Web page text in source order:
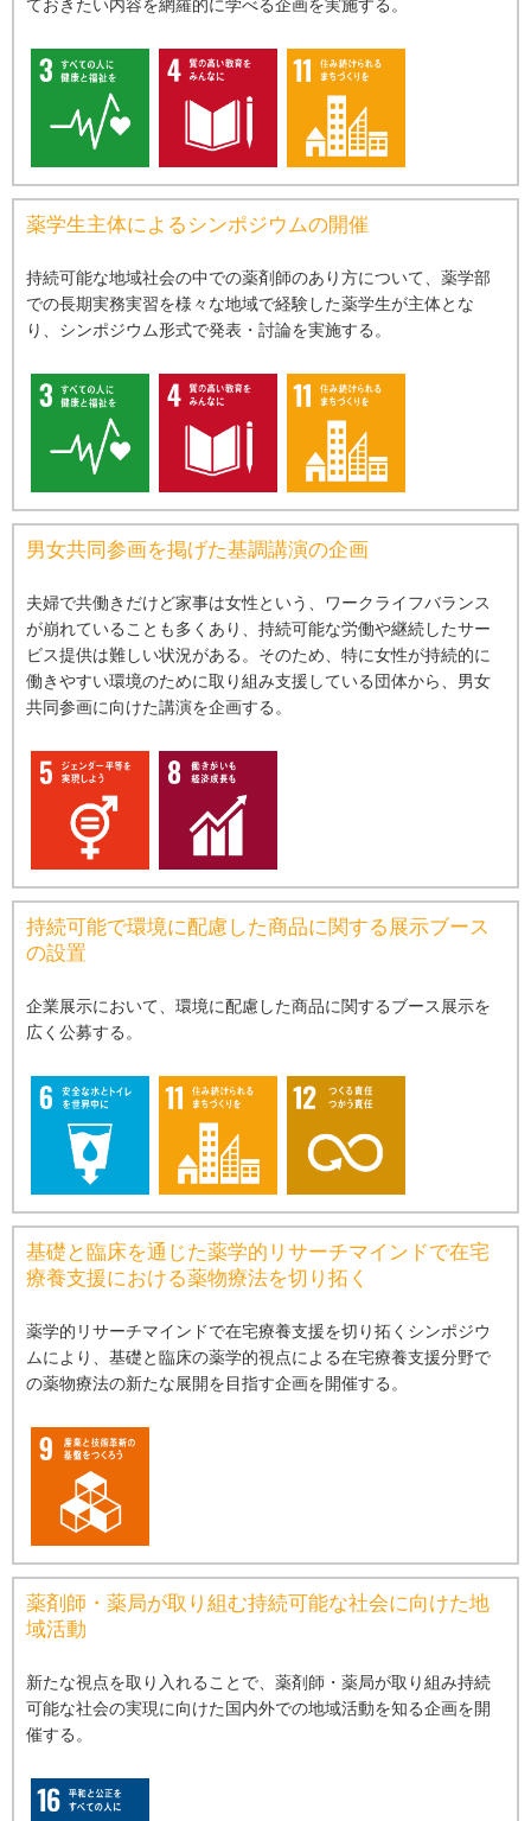
ておきたい内容を網羅的に学べる企画を実施する。
薬学⽣主体によるシンポジウムの開催
持続可能な地域社会の中での薬剤師のあり⽅について、薬学部
での⻑期実務実習を様々な地域で経験した薬学⽣が主体とな
り、シンポジウム形式で発表・討論を実施する。
男⼥共同参画を掲げた基調講演の企画
夫婦で共働きだけど家事は⼥性という、ワークライフバランス
が崩れていることも多くあり、持続可能な労働や継続したサー
ビス提供は難しい状況がある。そのため、特に⼥性が持続的に
働きやすい環境のために取り組み⽀援している団体から、男⼥
共同参画に向けた講演を企画する。
持続可能で環境に配慮した商品に関する展⽰ブース
の設置
企業展⽰において、環境に配慮した商品に関するブース展⽰を
広く公募する。
基礎と臨床を通じた薬学的リサーチマインドで在宅
療養⽀援における薬物療法を切り拓く
薬学的リサーチマインドで在宅療養⽀援を切り拓くシンポジウ
ムにより、基礎と臨床の薬学的視点による在宅療養⽀援分野で
の薬物療法の新たな展開を⽬指す企画を開催する。
薬剤師・薬局が取り組む持続可能な社会に向けた地
域活動
新たな視点を取り⼊れることで、薬剤師・薬局が取り組み持続
可能な社会の実現に向けた国内外での地域活動を知る企画を開
催する。